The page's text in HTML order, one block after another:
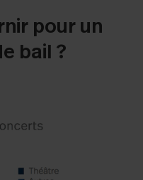
pour un
bail ?